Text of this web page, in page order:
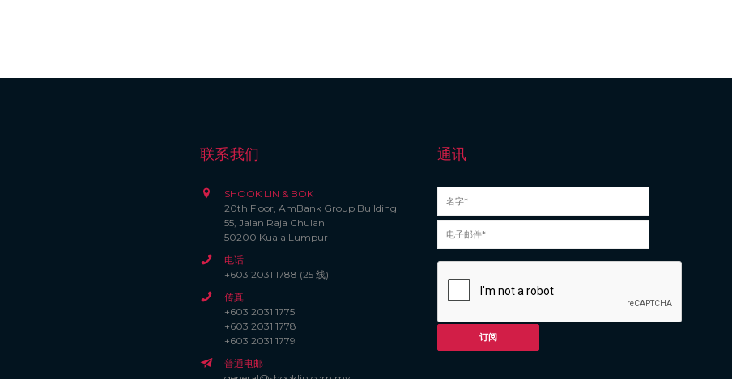
联系我们
SHOOK LIN & BOK
20th Floor, AmBank Group Building
55, Jalan Raja Chulan
50200 Kuala Lumpur
电话
+603 2031 1788 (25 线)
传真
+603 2031 1775
+603 2031 1778
+603 2031 1779
普通电邮
通讯